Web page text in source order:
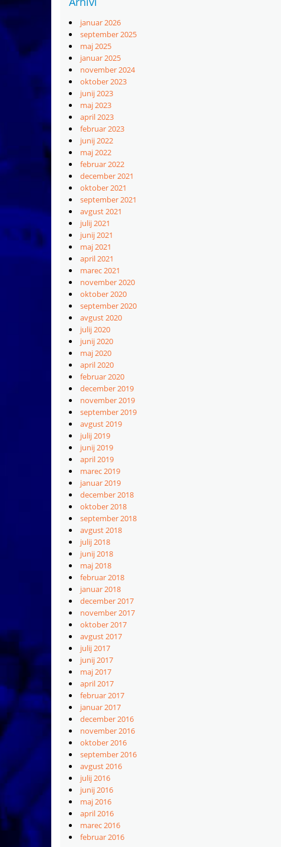
januar 2026
september 2025
maj 2025
januar 2025
november 2024
oktober 2023
junij 2023
maj 2023
april 2023
februar 2023
junij 2022
maj 2022
februar 2022
december 2021
oktober 2021
september 2021
avgust 2021
julij 2021
junij 2021
maj 2021
april 2021
marec 2021
november 2020
oktober 2020
september 2020
avgust 2020
julij 2020
junij 2020
maj 2020
april 2020
februar 2020
december 2019
november 2019
september 2019
avgust 2019
julij 2019
junij 2019
april 2019
marec 2019
januar 2019
december 2018
oktober 2018
september 2018
avgust 2018
julij 2018
junij 2018
maj 2018
februar 2018
januar 2018
december 2017
november 2017
oktober 2017
avgust 2017
julij 2017
junij 2017
maj 2017
april 2017
februar 2017
januar 2017
december 2016
november 2016
oktober 2016
september 2016
avgust 2016
julij 2016
junij 2016
maj 2016
april 2016
marec 2016
februar 2016